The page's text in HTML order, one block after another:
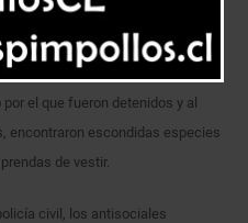
oficiales de la PDI realizaban
percataron que los imputados
el que fueron detenidos y al
encontraron escondidas especies
de vestir.
civil, los antisociales